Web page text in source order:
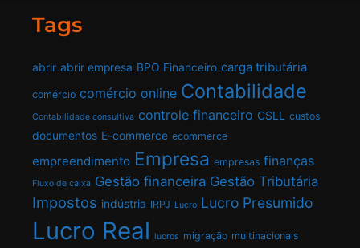
Tags
abrir abrir empresa BPO Financeiro carga tributária
comércio comércio online Contabilidade
Contabilidade consultiva controle financeiro CSLL custos
documentos E-commerce ecommerce
empreendimento Empresa empresas finanças
Fluxo de caixa Gestão financeira Gestão Tributária
Impostos indústria IRPJ Lucro Lucro Presumido
Lucro Real lucros migração multinacionais